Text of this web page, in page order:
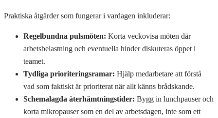
Praktiska åtgärder som fungerar i vardagen inkluderar:
Regelbundna pulsmöten: Korta veckovisa möten där
arbetsbelastning och eventuella hinder diskuteras öppet i
teamet.
Tydliga prioriteringsramar: Hjälp medarbetare att förstå
vad som faktiskt är prioriterat när allt känns brådskande.
Schemalagda återhämtningstider: Bygg in lunchpauser och
korta mikropauser som en del av arbetsdagen, inte som ett